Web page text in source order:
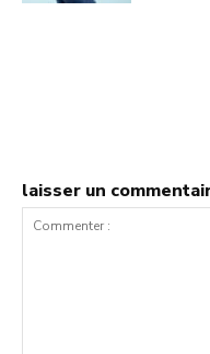
laisser un